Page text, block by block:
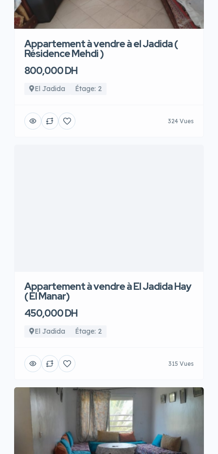
Appartement à vendre à el Jadida (
Résidence Mehdi )
800,000 DH
El Jadida Étage: 2
324 Vues
Appartement à vendre à El Jadida Hay
( El Manar)
450,000 DH
El Jadida Étage: 2
315 Vues